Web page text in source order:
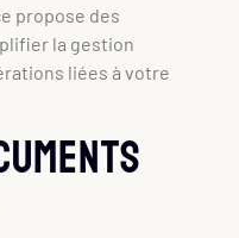
propose des
la gestion
liées à votre